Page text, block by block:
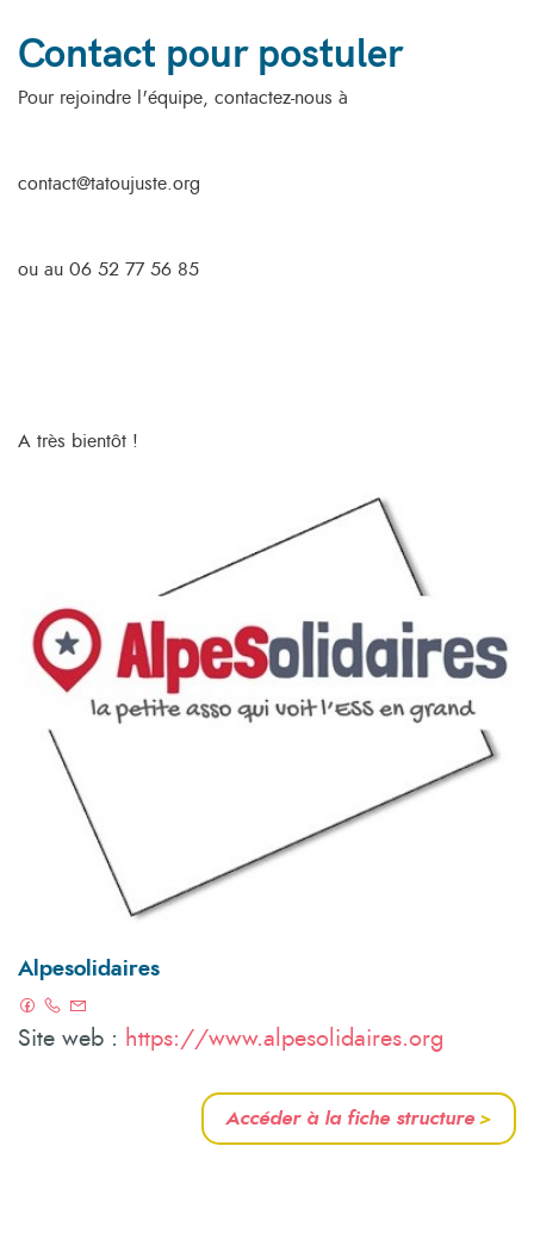
Contact pour postuler
Pour rejoindre l'équipe, contactez-nous à
contact@tatoujuste.org
ou au 06 52 77 56 85
A très bientôt !
Alpesolidaires
Site web : https://www.alpesolidaires.org
Accéder à la fiche structure>